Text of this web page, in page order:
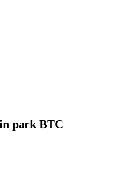
park BTC